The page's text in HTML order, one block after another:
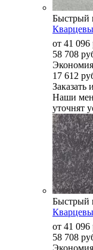
Быстрый
от 41 096
58 708
Экономия
17 612
Заказать
Наши
уточнят
Быстрый
от 41 096
58 708